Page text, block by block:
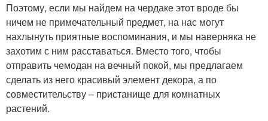
Поэтому, если мы найдем на чердаке этот вроде бы
ничем не примечательный предмет, на нас могут
нахлынуть приятные воспоминания, и мы наверняка не
захотим с ним расставаться. Вместо того, чтобы
отправить чемодан на вечный покой, мы предлагаем
сделать из него красивый элемент декора, а по
совместительству – пристанище для комнатных
растений.